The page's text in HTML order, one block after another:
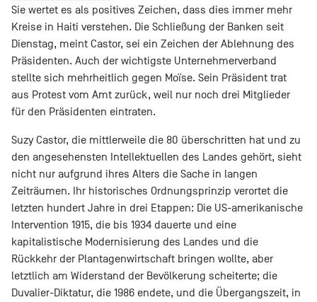
Sie wertet es als positives Zeichen, dass dies immer mehr
Kreise in Haiti verstehen. Die Schließung der Banken seit
Dienstag, meint Castor, sei ein Zeichen der Ablehnung des
Präsidenten. Auch der wichtigste Unternehmerverband
stellte sich mehrheitlich gegen Moïse. Sein Präsident trat
aus Protest vom Amt zurück, weil nur noch drei Mitglieder
für den Präsidenten eintraten.
Suzy Castor, die mittlerweile die 80 überschritten hat und zu
den angesehensten Intellektuellen des Landes gehört, sieht
nicht nur aufgrund ihres Alters die Sache in langen
Zeiträumen. Ihr historisches Ordnungsprinzip verortet die
letzten hundert Jahre in drei Etappen: Die US-amerikanische
Intervention 1915, die bis 1934 dauerte und eine
kapitalistische Modernisierung des Landes und die
Rückkehr der Plantagenwirtschaft bringen wollte, aber
letztlich am Widerstand der Bevölkerung scheiterte; die
Duvalier-Diktatur, die 1986 endete, und die Übergangszeit, in